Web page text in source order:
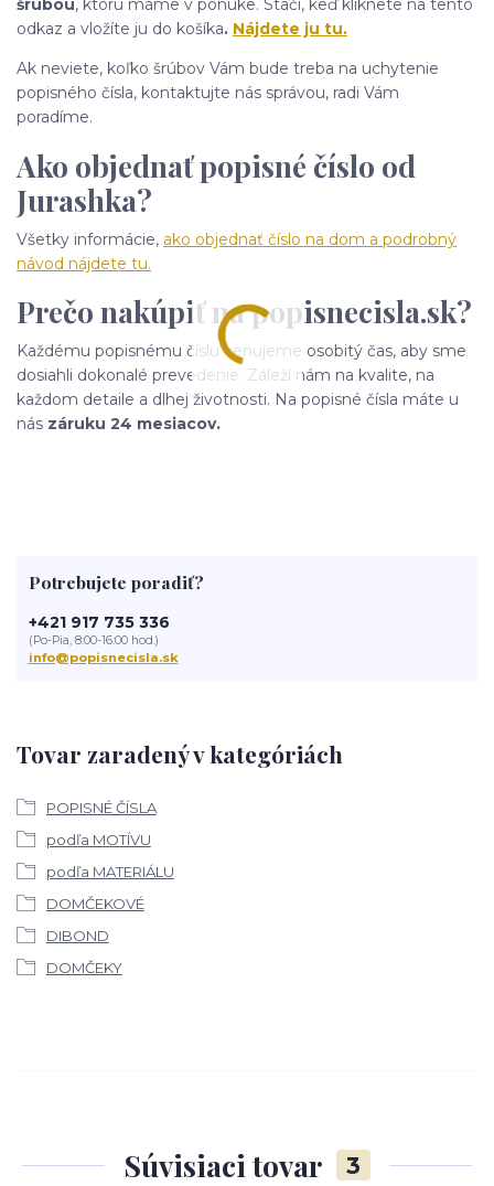
šrúbou, ktorú máme v ponuke. Stačí, keď kliknete na tento
odkaz a vložíte ju do košíka. Nájdete ju tu.
Ak neviete, koľko šrúbov Vám bude treba na uchytenie
popisného čísla, kontaktujte nás správou, radi Vám
poradíme.
Ako objednať popisné číslo od
Jurashka?
Všetky informácie, ako objednať číslo na dom a podrobný
návod nájdete tu.
Prečo nakúpiť na popisnecisla.sk?
Každému popisnému číslu venujeme osobitý čas, aby sme
dosiahli dokonalé prevedenie. Záleží nám na kvalite, na
každom detaile a dlhej životnosti. Na popisné čísla máte u
nás záruku 24 mesiacov.
Tovar zaradený v kategóriách
POPISNÉ ČÍSLA
podľa MOTÍVU
podľa MATERIÁLU
DOMČEKOVÉ
DIBOND
DOMČEKY
Potrebujete poradiť?
+421 917 735 336
(Po-Pia, 8:00-16:00 hod.)
info@popisnecisla.sk
Súvisiaci tovar 3